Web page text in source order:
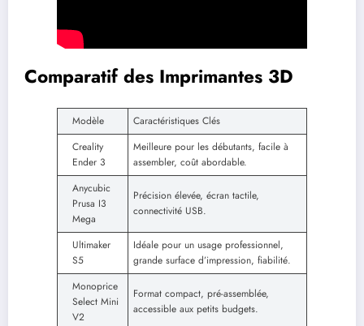
Comparatif des Imprimantes 3D
Modèle
Caractéristiques Clés
Creality
Ender 3
Meilleure pour les débutants, facile à
assembler, coût abordable.
Anycubic
Prusa I3
Mega
Précision élevée, écran tactile,
connectivité USB.
Ultimaker
S5
Idéale pour un usage professionnel,
grande surface d’impression, fiabilité.
Monoprice
Select Mini
V2
Format compact, pré-assemblée,
accessible aux petits budgets.